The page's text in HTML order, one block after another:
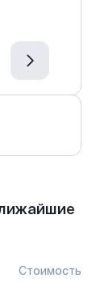
Стоимость